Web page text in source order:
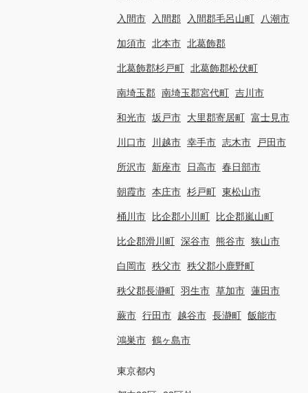
入間市 入間郡 入間郡毛呂山町 八潮市
加須市 北本市 北葛飾郡
北葛飾郡杉戸町 北葛飾郡松伏町
南埼玉郡 南埼玉郡宮代町 吉川市
和光市 坂戸市 大里郡寄居町 富士見市
川口市 川越市 幸手市 志木市 戸田市
所沢市 新座市 日高市 春日部市
朝霞市 本庄市 杉戸町 東松山市
桶川市 比企郡小川町 比企郡嵐山町
比企郡滑川町 深谷市 熊谷市 狭山市
白岡市 秩父市 秩父郡小鹿野町
秩父郡長瀞町 羽生市 草加市 蓮田市
蕨市 行田市 越谷市 長瀞町 飯能市
鴻巣市 鶴ヶ島市
東京都内